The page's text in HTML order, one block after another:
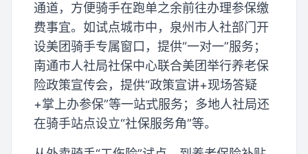
通道，方便骑手在跑单之余前往办理参保缴
费事宜。如试点城市中，泉州市人社部门开
设美团骑手专属窗口，提供“一对一”服务；
南通市人社局社保中心联合美团举行养老保
险政策宣传会，提供“政策宣讲+现场答疑
+掌上办参保”等一站式服务；多地人社局还
在骑手站点设立“社保服务角”等。